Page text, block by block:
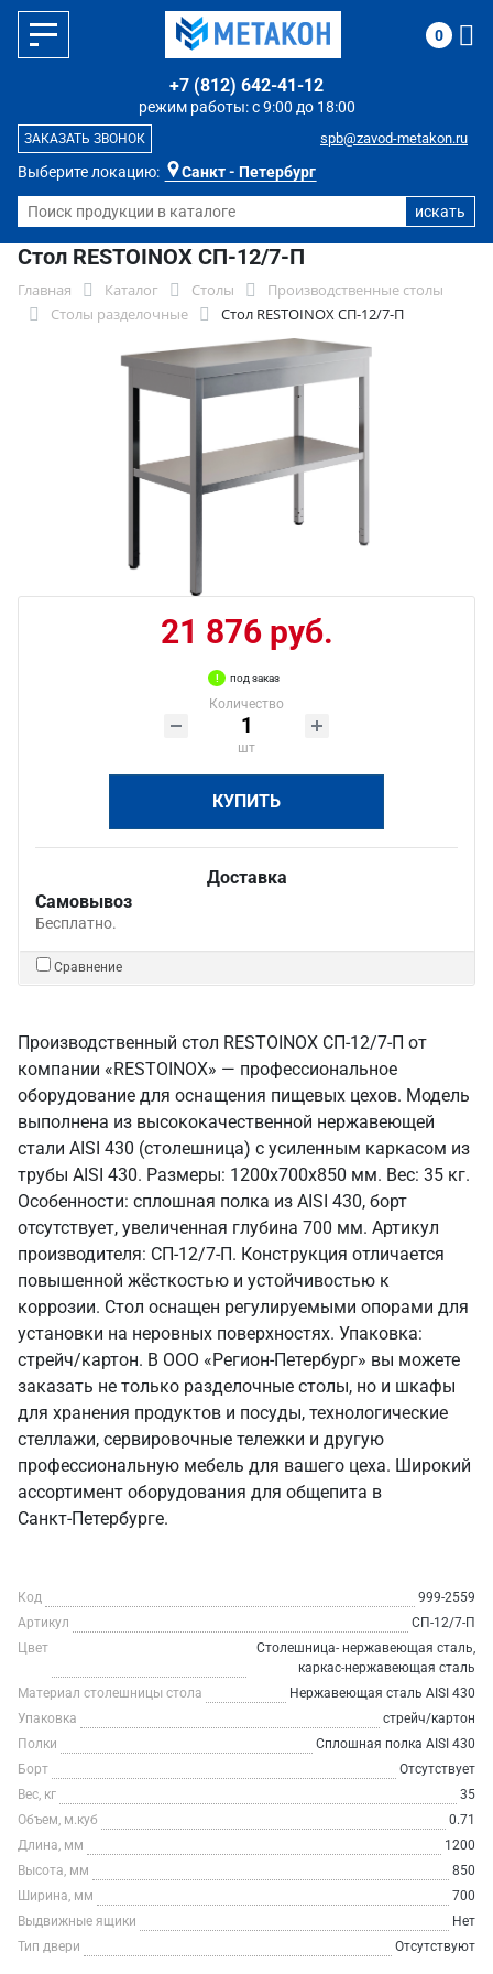
Выберите локацию: Санкт - Петербург
режим работы: с 9:00 до 18:00
+7 (812) 642-41-12
spb@zavod-metakon.ru
ЗАКАЗАТЬ ЗВОНОК
0
Стол RESTOINOX СП-12/7-П
Главная Каталог Столы
Производственные столы
Столы разделочные
Стол RESTOINOX СП-12/7-П
21 876 руб.
под заказ
Количество
шт
КУПИТЬ
Доставка
Самовывоз
Бесплатно.
Сравнение
Производственный стол RESTOINOX СП-12/7-П от
компании «RESTOINOX» — профессиональное
оборудование для оснащения пищевых цехов. Модель
выполнена из высококачественной нержавеющей
стали AISI 430 (столешница) с усиленным каркасом из
трубы AISI 430. Размеры: 1200x700x850 мм. Вес: 35 кг.
Особенности: сплошная полка из AISI 430, борт
отсутствует, увеличенная глубина 700 мм. Артикул
производителя: СП-12/7-П. Конструкция отличается
повышенной жёсткостью и устойчивостью к
коррозии. Стол оснащен регулируемыми опорами для
установки на неровных поверхностях. Упаковка:
стрейч/картон. В ООО «Регион-Петербург» вы можете
заказать не только разделочные столы, но и шкафы
для хранения продуктов и посуды, технологические
стеллажи, сервировочные тележки и другую
профессиональную мебель для вашего цеха. Широкий
ассортимент оборудования для общепита в
Санкт‑Петербурге.
Код
999-2559
Артикул
СП-12/7-П
Цвет
Столешница- нержавеющая сталь,
каркас-нержавеющая сталь
Материал столешницы стола
Нержавеющая сталь AISI 430
Упаковка
стрейч/картон
Полки
Сплошная полка AISI 430
Борт
Отсутствует
Вес, кг
35
Объем, м.куб
0.71
Длина, мм
1200
Высота, мм
850
Ширина, мм
700
Выдвижные ящики
Нет
Тип двери
Отсутствуют